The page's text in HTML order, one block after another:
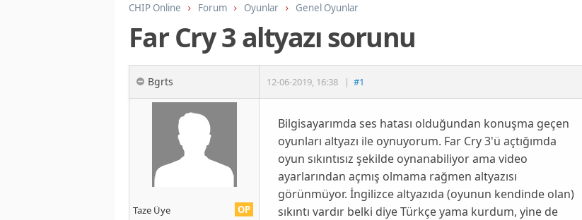
CHIP Online Forum Oyunlar Genel Oyunlar
Far Cry 3 altyazı sorunu
Bgrts 12-06-2019, 16:38 | #1
OP
Taze Üye
Bilgisayarımda ses hatası olduğundan konuşma geçen
oyunları altyazı ile oynuyorum. Far Cry 3'ü açtığımda
oyun sıkıntısız şekilde oynanabiliyor ama video
ayarlarından açmış olmama rağmen altyazısı
görünmüyor. İngilizce altyazıda (oyunun kendinde olan)
sıkıntı vardır belki diye Türkçe yama kurdum, yine de